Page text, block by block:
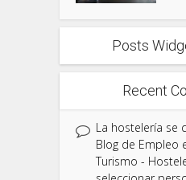
Posts
Recent
La hostelería se
Blog de Empleo
Turismo -